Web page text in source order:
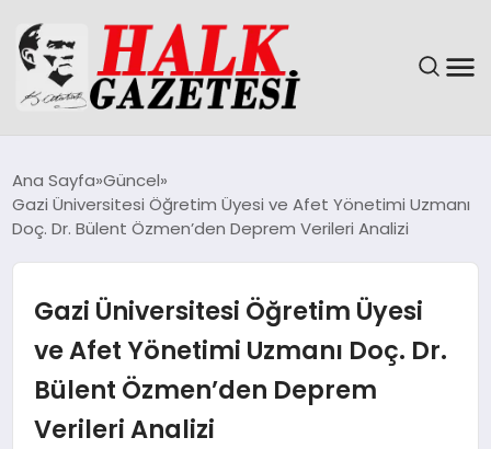
DÜNYA
MAGAZIN
Ana Sayfa Güncel
Gazi Üniversitesi Öğretim Üyesi ve Afet Yönetimi Uzmanı
Doç. Dr. Bülent Özmen’den Deprem Verileri Analizi
Gazi Üniversitesi Öğretim Üyesi
ve Afet Yönetimi Uzmanı Doç. Dr.
Bülent Özmen’den Deprem
Verileri Analizi